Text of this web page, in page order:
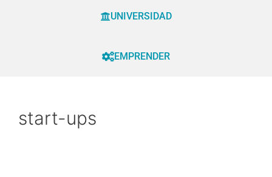
UNIVERSIDAD
EMPRENDER
start-ups